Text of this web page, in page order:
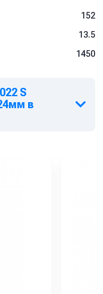
152
13.5
1450
S
в